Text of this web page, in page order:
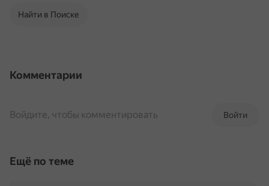
Найти в Поиске
Комментарии
Войти
Войдите, чтобы комментировать
Ещё по теме